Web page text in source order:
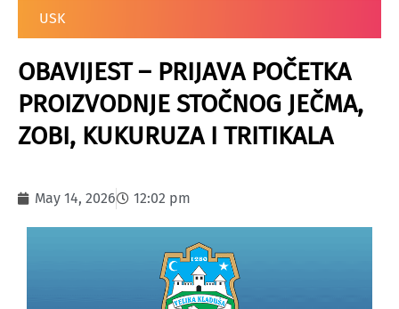
USK
OBAVIJEST – PRIJAVA POČETKA
PROIZVODNJE STOČNOG JEČMA,
ZOBI, KUKURUZA I TRITIKALA
May 14, 2026 12:02 pm